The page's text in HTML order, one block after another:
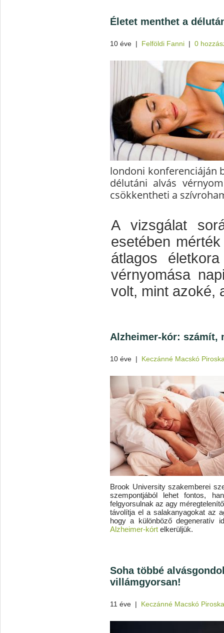
Életet menthet a
10 éve | Felföldi Fanni | 0
londoni konferenciáján
délutáni alvás
csökkentheti a
A vizsgálat
esetében
átlagos
vérnyomása
volt, mint azoké,
Alzheimer-kór: számít,
10 éve | Keczánné Macskó
Brook University szakemberei
szempontjából lehet fontos,
felgyorsulnak az agy
távolítja el a salakanyagokat az
hogy a különböző degeneratív
Alzheimer-kórt elkerüljük.
Soha többé
villámgyorsan!
11 éve | Keczánné Macskó Piroska